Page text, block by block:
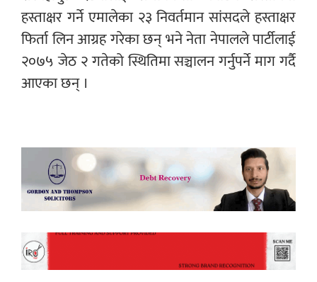
हस्ताक्षर गर्ने एमालेका २३ निवर्तमान सांसदले हस्ताक्षर
फिर्ता लिन आग्रह गरेका छन् भने नेता नेपालले पार्टीलाई
२०७५ जेठ २ गतेको स्थितिमा सञ्चालन गर्नुपर्ने माग गर्दै
आएका छन् ।